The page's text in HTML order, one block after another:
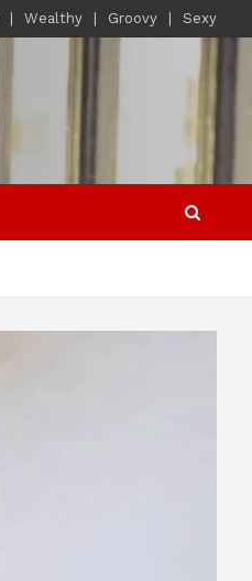
Wealthy Groovy Sexy